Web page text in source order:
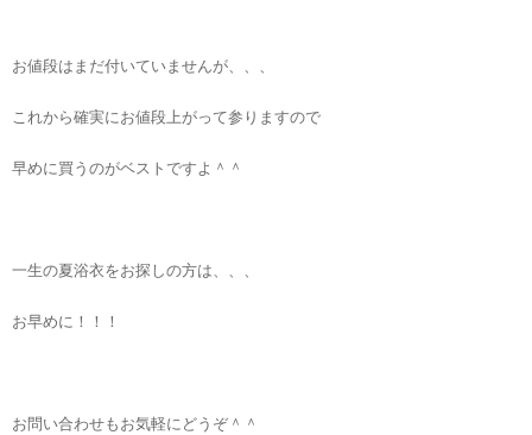
お値段はまだ付いていませんが、、、
これから確実にお値段上がって参りますので
早めに買うのがベストですよ＾＾
一生の夏浴衣をお探しの方は、、、
お早めに！！！
お問い合わせもお気軽にどうぞ＾＾